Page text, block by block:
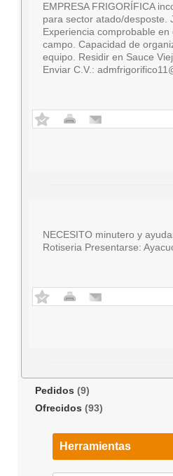
EMPRESA FRIGORÍFICA
para sector atado/desposte.
Experiencia comprobable
campo. Capacidad de
equipo. Residir en Sauce
Enviar C.V.:
NECESITO minutero y
Rotiseria Presentarse:
Pedidos (9)
Ofrecidos (93)
Herramientas